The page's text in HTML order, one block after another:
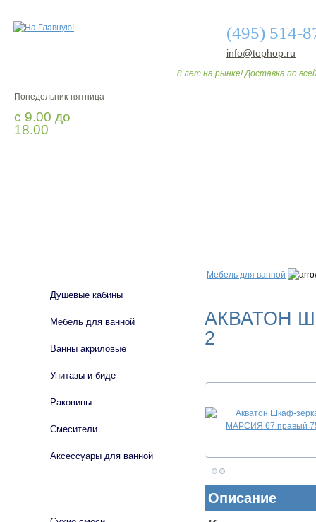
(495) 514-
info@tophop.ru
8 лет на рынке! Доставка по
Понедельник-пятница
с 9.00 до
18.00
Мебель для ванной
АКВАТОН
2
Описание
Душевые кабины
Мебель для ванной
Ванны акриловые
Унитазы и биде
Раковины
Смесители
Аксессуары для ванной